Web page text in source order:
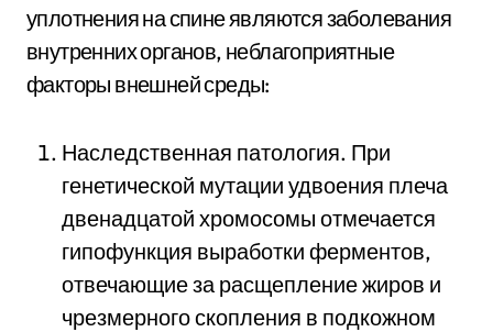
уплотнения на спине являются заболевания
внутренних органов, неблагоприятные
факторы внешней среды:
Наследственная патология. При
генетической мутации удвоения плеча
двенадцатой хромосомы отмечается
гипофункция выработки ферментов,
отвечающие за расщепление жиров и
чрезмерного скопления в подкожном